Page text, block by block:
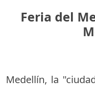
Feria del
Medellín, la